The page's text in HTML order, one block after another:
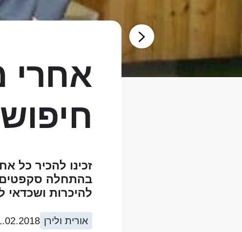
אחרי
זכינו להכיר כל
בהתחלה
להיכרות ושכדאי
אורית ולירן